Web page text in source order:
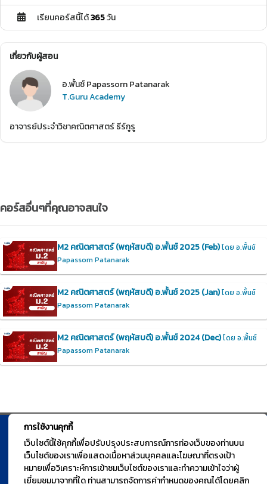
เรียนคอร์สนี้ได้365วัน
เกี่ยวกับผู้สอน
อ.พั้นช์ Papassorn Patanarak
T.Guru Academy
อาจารย์ประจำวิชาคณิตศาสตร์ ธีร์กูรู
คอร์สอื่นๆที่คุณอาจสนใจ
M2 คณิตศาสตร์ (พฤหัสบดี) อ.พั้นช์ 2025 (Feb)โดย อ.พั้นช์
Papassorn Patanarak
M2 คณิตศาสตร์ (พฤหัสบดี) อ.พั้นช์ 2025 (Jan)โดย อ.พั้นช์
Papassorn Patanarak
M2 คณิตศาสตร์ (พฤหัสบดี) อ.พั้นช์ 2024 (Dec)โดย อ.พั้นช์
Papassorn Patanarak
การใช้งานคุกกี้
เว็บไซต์นี้ใช้คุกกี้เพื่อปรับปรุงประสบการณ์การท่องเว็บของท่านบน
เว็บไซต์ของเราเพื่อแสดงเนื้อหาส่วนบุคคลและโฆษณาที่ตรงเป้า
หมายเพื่อวิเคราะห์การเข้าชมเว็บไซต์ของเราและทำความเข้าใจว่าผู้
เยี่ยมชมมาจากที่ใด ท่านสามารถจัดการค่ากำหนดของคุณได้โดยคลิก
© TGURU.online 2026 All right reserved. v1.0 Powered by Course
Square